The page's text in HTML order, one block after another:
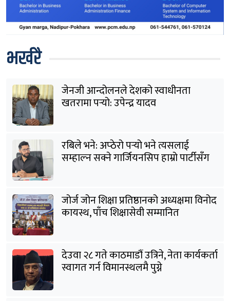
भर्खरै
जेनजी आन्दोलनले देशको स्वाधीनता
खतरामा पर्‍यो: उपेन्द्र यादव
रबिले भने: अप्ठेरो पर्‍यो भने त्यसलाई
सम्हाल्न सक्ने गार्जियनसिप हाम्रो पार्टीसँग
जोर्ज जोन शिक्षा प्रतिष्ठानको अध्यक्षमा विनोद
कायस्थ, पाँच शिक्षासेवी सम्मानित
देउवा २८ गते काठमाडौं उत्रिने, नेता कार्यकर्ता
स्वागत गर्न विमानस्थलमै पुग्ने